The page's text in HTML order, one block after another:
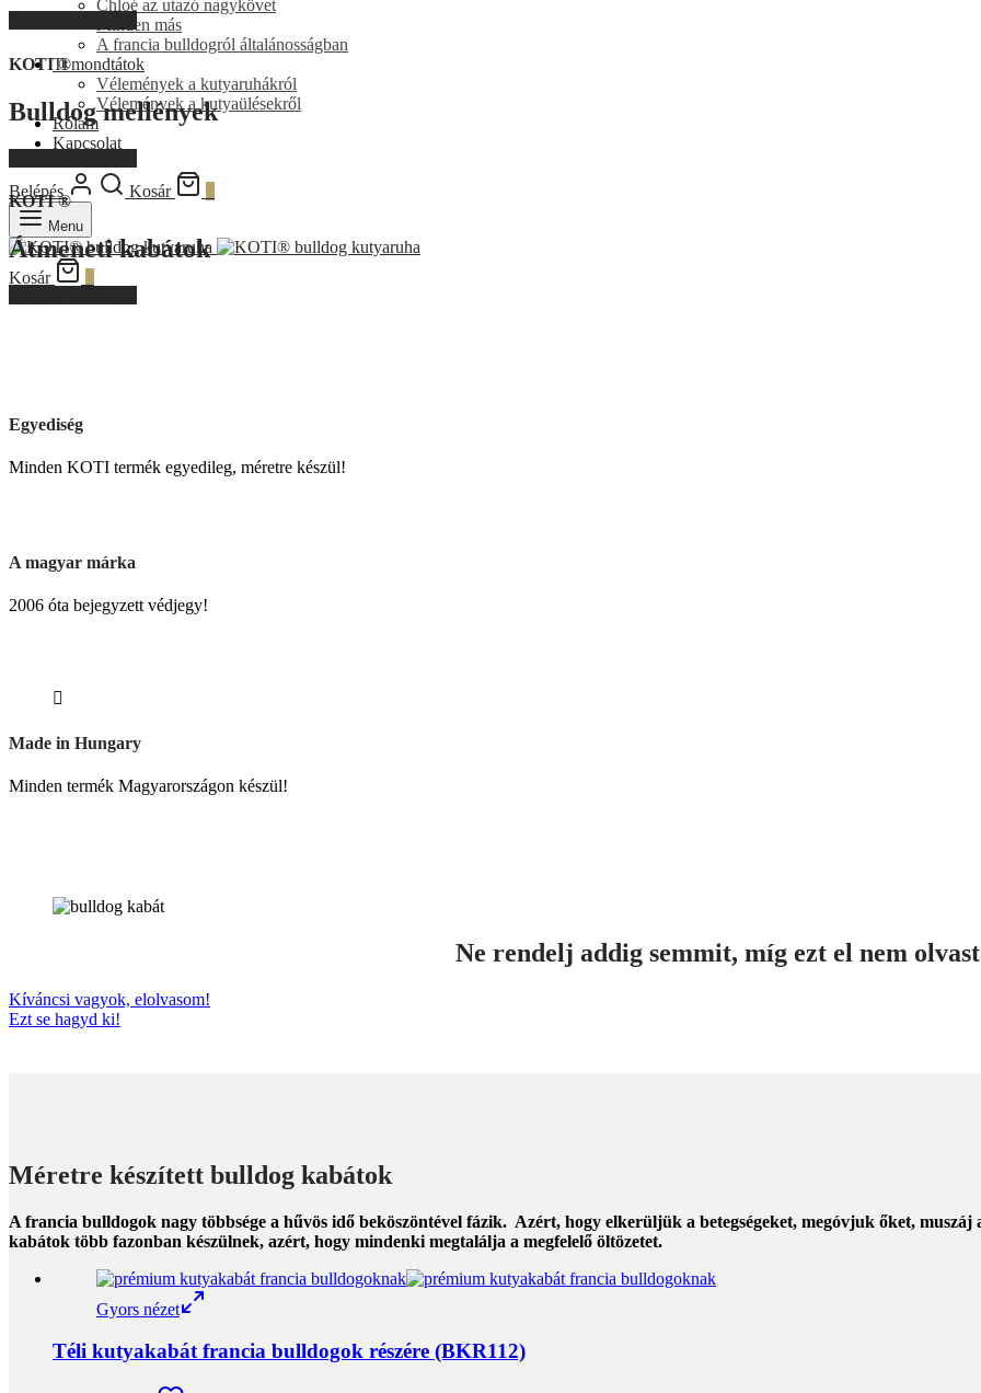
Chloé az utazó nagykövet
Minden más
A francia bulldogról általánosságban
Ti mondtátok
Vélemények a kutyaruhákról
Vélemények a kutyaülésekről
Rólam
Kapcsolat
Belépés Kosár
Menu
Kosár
KOTI ®
Bulldog mellények
KOTI ®
Átmeneti kabátok
Egyediség
Minden KOTI termék egyedileg, méretre készül!
A magyar márka
2006 óta bejegyzett védjegy!
Made in Hungary
Minden termék Magyarországon készül!
Ne rendelj addig semmit, míg ezt el nem
Kíváncsi vagyok, elolvasom!
Ezt se hagyd ki!
Méretre készített bulldog kabátok
A francia bulldogok nagy többsége a hűvös idő beköszöntével fázik. Azért, hogy elkerüljük a betegségeket, megóvjuk őket,
kabátok több fazonban készülnek, azért, hogy mindenki megtalálja a megfelelő öltözetet.
Gyors nézet
Téli kutyakabát francia bulldogok részére (BKR112)